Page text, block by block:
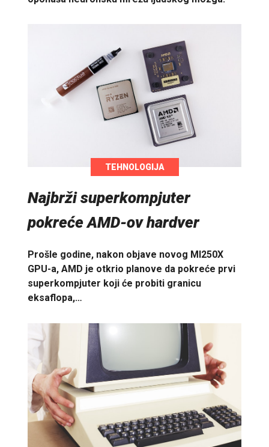
TEHNOLOGIJA
Najbrži superkompjuter
pokreće AMD-ov hardver
Prošle godine, nakon objave novog MI250X
GPU-a, AMD je otkrio planove da pokreće prvi
superkompjuter koji će probiti granicu
eksaflopa,…